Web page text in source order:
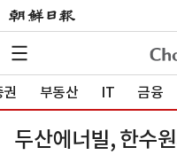
부동산 IT 금융
두산에너빌, 한수